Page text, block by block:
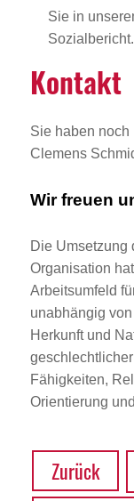
Sie in
Sozialbericht.
Kontakt
Sie haben noch
Clemens
Wir freuen
Die Umsetzung
Organisation
Arbeitsumfeld
unabhängig
Herkunft und
Fähigkeiten,
Orientierung
Zurück